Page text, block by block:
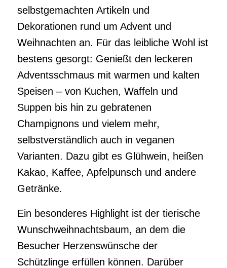
selbstgemachten Artikeln und
Dekorationen rund um Advent und
Weihnachten an. Für das leibliche Wohl ist
bestens gesorgt: Genießt den leckeren
Adventsschmaus mit warmen und kalten
Speisen – von Kuchen, Waffeln und
Suppen bis hin zu gebratenen
Champignons und vielem mehr,
selbstverständlich auch in veganen
Varianten. Dazu gibt es Glühwein, heißen
Kakao, Kaffee, Apfelpunsch und andere
Getränke.
Ein besonderes Highlight ist der tierische
Wunschweihnachtsbaum, an dem die
Besucher Herzenswünsche der
Schützlinge erfüllen können. Darüber